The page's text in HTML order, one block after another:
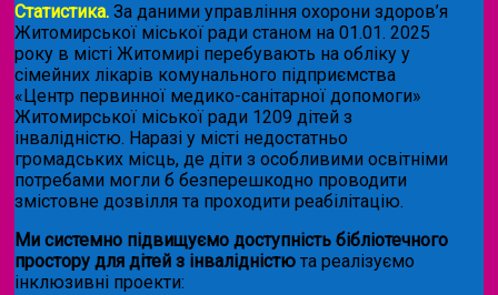
Статистика. За даними управління охорони здоров’я
Житомирської міської ради станом на 01.01. 2025
року в місті Житомирі перебувають на обліку у
сімейних лікарів комунального підприємства
«Центр первинної медико-санітарної допомоги»
Житомирської міської ради 1209 дітей з
інвалідністю. Наразі у місті недостатньо
громадських місць, де діти з особливими освітніми
потребами могли б безперешкодно проводити
змістовне дозвілля та проходити реабілітацію.
Ми системно підвищуємо доступність бібліотечного
простору для дітей з інвалідністю та реалізуємо
інклюзивні проекти: